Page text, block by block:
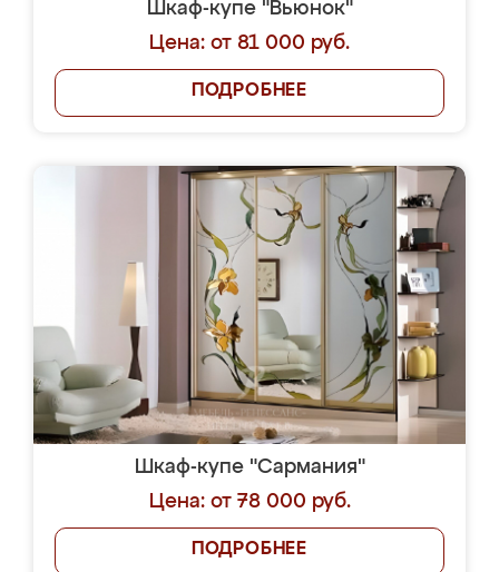
Шкаф-купе "Вьюнок"
Цена: от 81 000 руб.
ПОДРОБНЕЕ
Шкаф-купе "Сармания"
Цена: от 78 000 руб.
ПОДРОБНЕЕ